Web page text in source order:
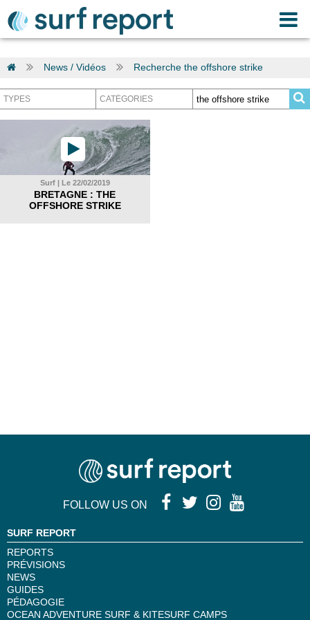
News / Vidéos Recherche the offshore strike
Surf | Le 22/02/2019
BRETAGNE : THE
OFFSHORE STRIKE
FOLLOW US ON
SURF REPORT
REPORTS
PRÉVISIONS
NEWS
GUIDES
PÉDAGOGIE
OCEAN ADVENTURE SURF & KITESURF CAMPS